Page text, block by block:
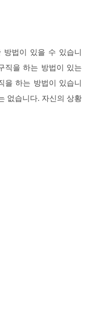
법이 있을 수 있습니
직을 하는 방법이 있는
을 하는 방법이 있습니
없습니다. 자신의 상황